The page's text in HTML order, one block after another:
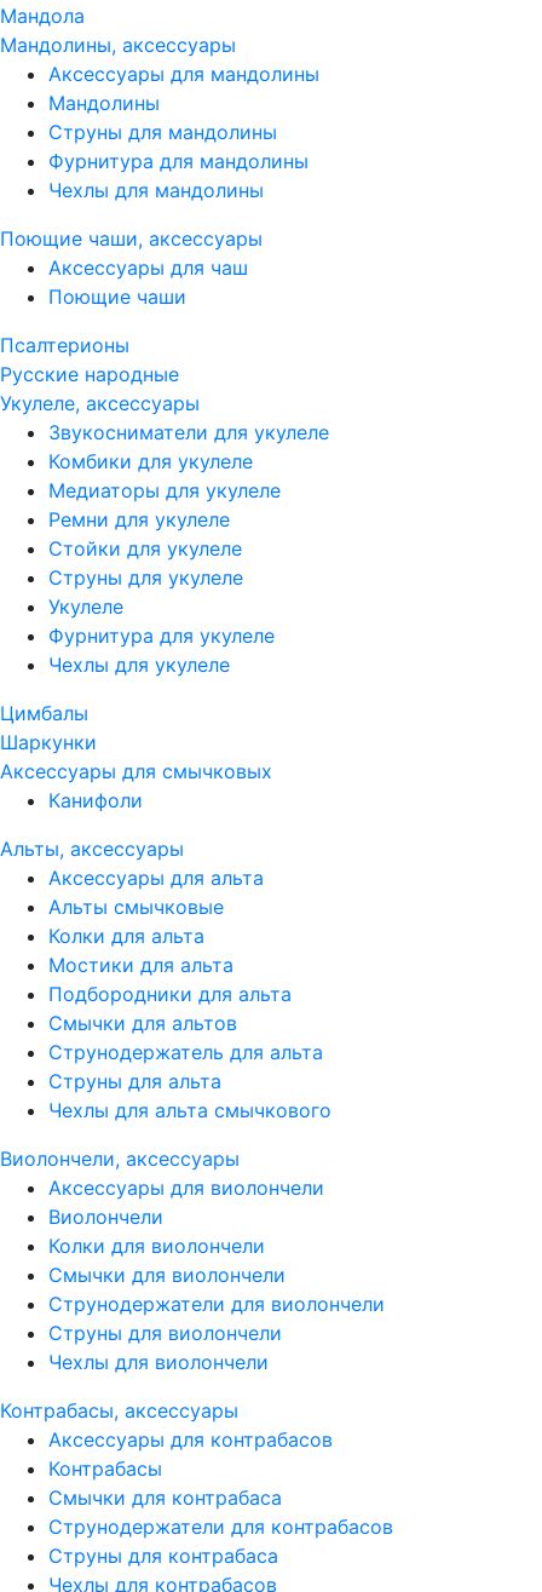
Мандола
Мандолины, аксессуары
Аксессуары для мандолины
Мандолины
Струны для мандолины
Фурнитура для мандолины
Чехлы для мандолины
Поющие чаши, аксессуары
Аксессуары для чаш
Поющие чаши
Псалтерионы
Русские народные
Укулеле, аксессуары
Звукосниматели для укулеле
Комбики для укулеле
Медиаторы для укулеле
Ремни для укулеле
Стойки для укулеле
Струны для укулеле
Укулеле
Фурнитура для укулеле
Чехлы для укулеле
Цимбалы
Шаркунки
Аксессуары для смычковых
Канифоли
Альты, аксессуары
Аксессуары для альта
Альты смычковые
Колки для альта
Мостики для альта
Подбородники для альта
Смычки для альтов
Струнодержатель для альта
Струны для альта
Чехлы для альта смычкового
Виолончели, аксессуары
Аксессуары для виолончели
Виолончели
Колки для виолончели
Смычки для виолончели
Струнодержатели для виолончели
Струны для виолончели
Чехлы для виолончели
Контрабасы, аксессуары
Аксессуары для контрабасов
Контрабасы
Смычки для контрабаса
Струнодержатели для контрабасов
Струны для контрабаса
Чехлы для контрабасов